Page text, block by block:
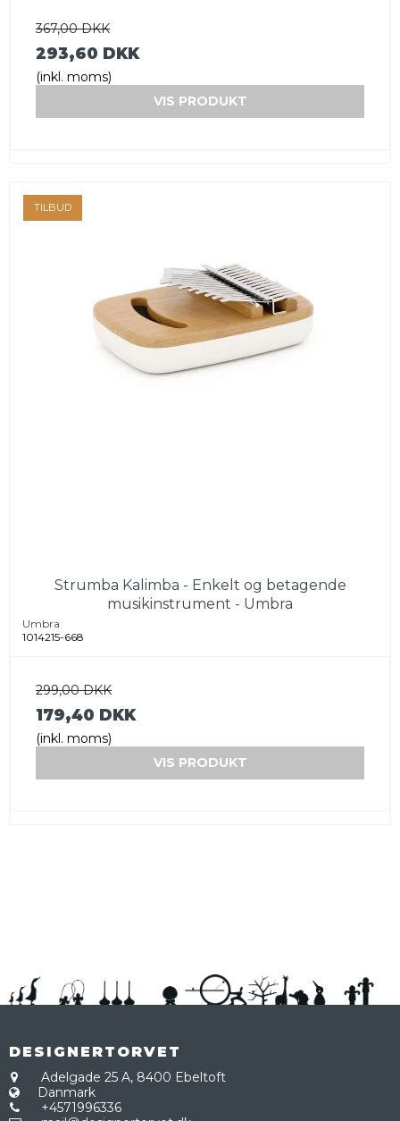
367,00 DKK
293,60 DKK
(inkl. moms)
VIS PRODUKT
TILBUD
Strumba Kalimba - Enkelt og betagende
musikinstrument - Umbra
Umbra
1014215-668
299,00 DKK
179,40 DKK
(inkl. moms)
VIS PRODUKT
DESIGNERTORVET
Adelgade 25 A, 8400 Ebeltoft
Danmark
+4571996336